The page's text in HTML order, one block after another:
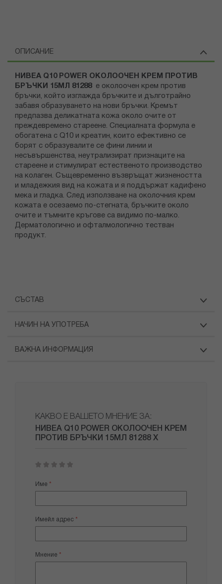
ОПИСАНИЕ
НИВЕА Q10 POWER ОКОЛООЧЕН КРЕМ ПРОТИВ
БРЪЧКИ 15МЛ 81288 е околоочен крем против
бръчки, който изглажда бръчките и дълготрайно
забавя образуването на нови бръчки. Кремът
предпазва деликатната кожа около очите от
преждевремено стареене. Специалната формула е
обогатена с Q10 и креатин, които ефективно се
борят с образувалите се фини линии и
несъвършенства, неутрализират признаците на
стареене и стимулират естественото производство
на колаген. Същевременно възвръщат жизнеността
и младежкия вид на кожата и я поддържат кадифено
мека и гладка. След използване на околочния крем
кожата е осезаемо по-стегната, бръчките около
очите и тъмните кръгове са видимо по-малко.
Дерматологично и офталмологично тестван
продукт.
СЪСТАВ
НАЧИН НА УПОТРЕБА
ВАЖНА ИНФОРМАЦИЯ
КАКВО Е ВАШЕТО МНЕНИЕ ЗА:
НИВЕА Q10 POWER ОКОЛООЧЕН КРЕМ
ПРОТИВ БРЪЧКИ 15МЛ 81288 Х
star
stars
stars
stars
stars
Име
Имейл адрес
Мнение